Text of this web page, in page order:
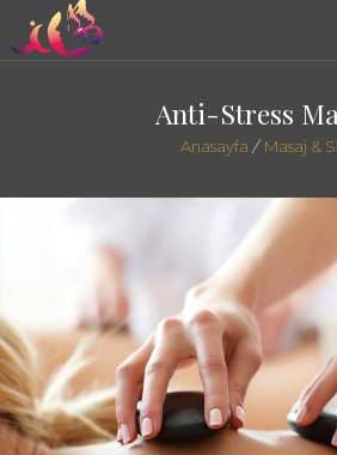
Anti-Stress
Anasayfa /Masaj &